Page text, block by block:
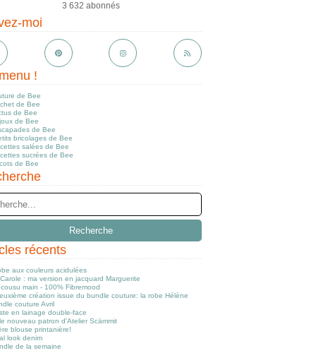
3 632 abonnés
moi
!
de Bee
de Bee
de Bee
de Bee
de Bee
bricolages de Bee
salées de Bee
sucrées de Bee
de Bee
récents
aux couleurs acidulées
: ma version en jacquard Marguerite
main - 100% Fibremood
création issue du bundle couture: la robe Hélène
couture Avril
en lainage double-face
nouveau patron d'Atelier Scämmit
blouse printanière!
look denim
de la semaine